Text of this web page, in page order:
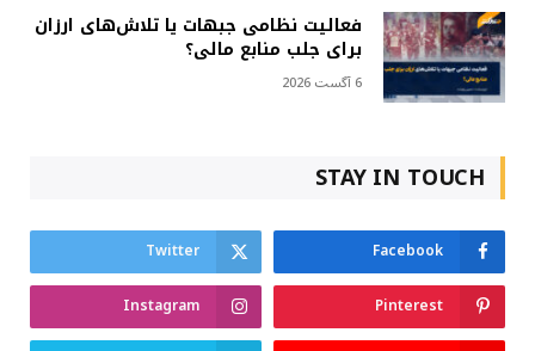
فعالیت نظامی جبهات یا تلاش‌های ارزان
برای جلب منابع مالی؟
6 آگست 2026
STAY IN TOUCH
Facebook
Twitter
Pinterest
Instagram